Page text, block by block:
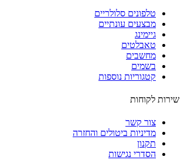
טלפונים סלולריים
מבצעים עונתיים
גיימינג
טאבלטים
מחשבים
בשמים
קטגוריות נוספות
לקוחות
צור קשר
מדיניות ביטולים והחזרה
תקנון
הסדרי נגישות